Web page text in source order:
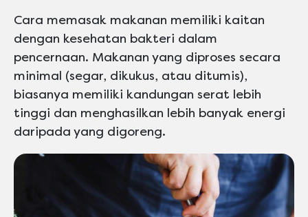
Cara memasak makanan memiliki kaitan
dengan kesehatan bakteri dalam
pencernaan. Makanan yang diproses secara
minimal (segar, dikukus, atau ditumis),
biasanya memiliki kandungan serat lebih
tinggi dan menghasilkan lebih banyak energi
daripada yang digoreng.